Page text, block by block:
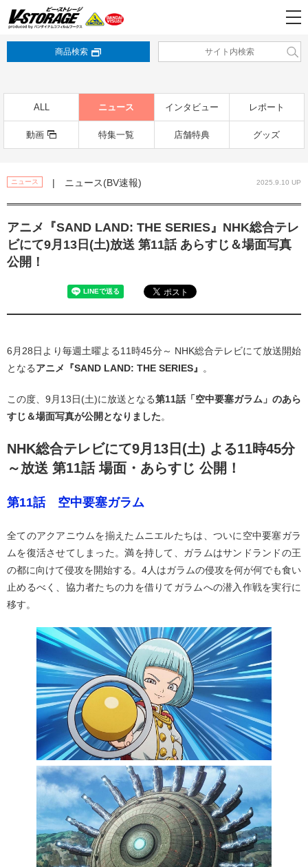
商品検索
ALL ニュース インタビュー レポート
動画 特集一覧 店舗特典 グッズ
ニュース | ニュース(BV速報) 2025.9.10 UP
アニメ『SAND LAND: THE SERIES』NHK総合テレ
ビにて9月13日(土)放送 第11話 あらすじ＆場面写真
公開！
6月28日より毎週土曜よる11時45分～ NHK総合テレビにて放送開始
となるアニメ『SAND LAND: THE SERIES』 。
この度、9月13日(土)に放送となる第11話「空中要塞ガラム」のあら
すじ＆場面写真が公開となりました。
NHK総合テレビにて9月13日(土) よる11時45分
～放送 第11話 場面・あらすじ 公開！
第11話 空中要塞ガラム
全てのアクアニウムを揃えたムニエルたちは、ついに空中要塞ガラ
ムを復活させてしまった。満を持して、ガラムはサンドランドの王
の都に向けて侵攻を開始する。4人はガラムの侵攻を何が何でも食い
止めるべく、協力者たちの力を借りてガラムへの潜入作戦を実行に
移す。